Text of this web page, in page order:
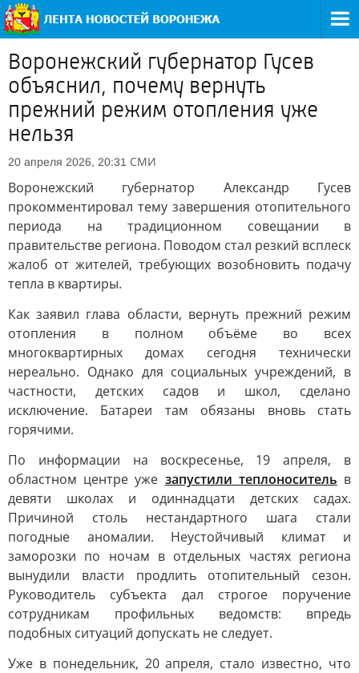
Воронежский губернатор Гусев
объяснил, почему вернуть
прежний режим отопления уже
нельзя
20 апреля 2026, 20:31 СМИ
Воронежский губернатор Александр Гусев
прокомментировал тему завершения отопительного
периода на традиционном совещании в
правительстве региона. Поводом стал резкий всплеск
жалоб от жителей, требующих возобновить подачу
тепла в квартиры.
Как заявил глава области, вернуть прежний режим
отопления в полном объёме во всех
многоквартирных домах сегодня технически
нереально. Однако для социальных учреждений, в
частности, детских садов и школ, сделано
исключение. Батареи там обязаны вновь стать
горячими.
По информации на воскресенье, 19 апреля, в
областном центре уже запустили теплоноситель в
девяти школах и одиннадцати детских садах.
Причиной столь нестандартного шага стали
погодные аномалии. Неустойчивый климат и
заморозки по ночам в отдельных частях региона
вынудили власти продлить отопительный сезон.
Руководитель субъекта дал строгое поручение
сотрудникам профильных ведомств: впредь
подобных ситуаций допускать не следует.
Уже в понедельник, 20 апреля, стало известно, что